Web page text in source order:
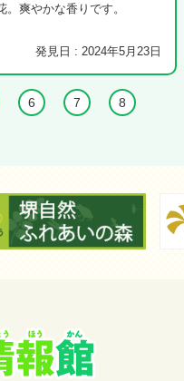
。爽やかな香りです。
発見日 : 2024年5月23日
6 7 8